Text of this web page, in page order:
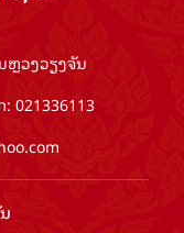
ວງວຽງຈັນ
021336113